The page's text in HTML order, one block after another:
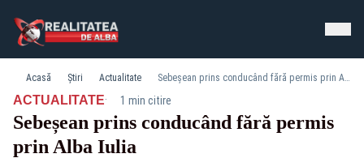
Acasă Știri Actualitate Sebeșean prins conducând fără permis prin Alba Iulia
ACTUALITATE· 1 min citire
Sebeșean prins conducând fără permis
prin Alba Iulia